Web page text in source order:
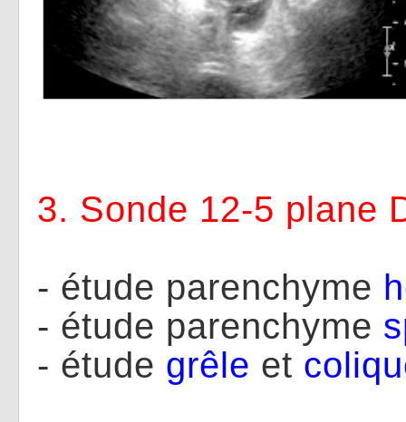
3. Sonde 12-5 plane
- étude parenchyme
- étude parenchyme
- étude grêle et